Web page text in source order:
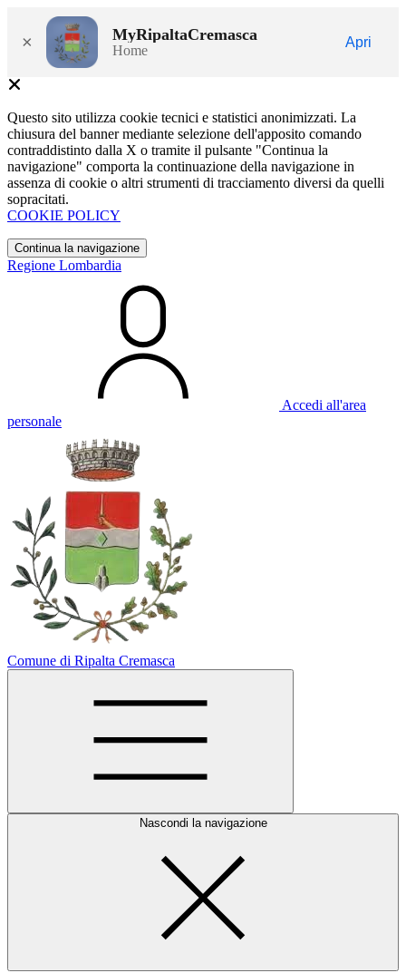
× MyRipaltaCremasca
Home
Apri
Questo sito utilizza cookie tecnici e statistici anonimizzati. La
chiusura del banner mediante selezione dell'apposito comando
contraddistinto dalla X o tramite il pulsante "Continua la
navigazione" comporta la continuazione della navigazione in
assenza di cookie o altri strumenti di tracciamento diversi da quelli
sopracitati.
COOKIE POLICY
Continua la navigazione
Regione Lombardia
Accedi all'area
personale
Comune di Ripalta Cremasca
Nascondi la navigazione